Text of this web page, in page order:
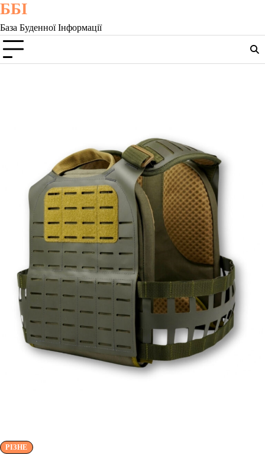
Skip
content
ББІ
База Буденної Інформації
РІЗНЕ